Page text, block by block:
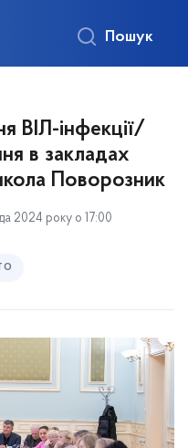
Пошук
ВІЛ-інфекції/
в закладах
Поворозник
2024 року о 17:00